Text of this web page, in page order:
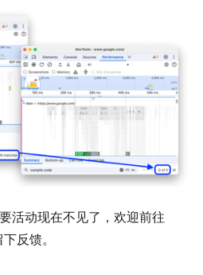
活动现在不见了，欢迎前往
下反馈。